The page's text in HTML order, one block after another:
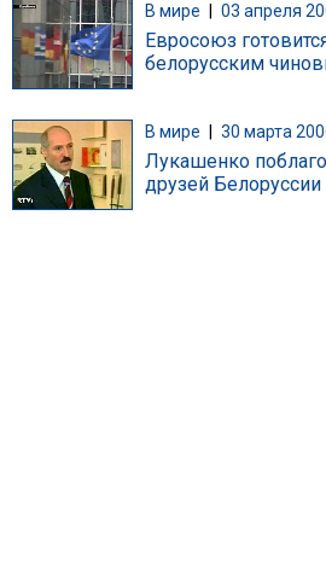
В мире 03 апреля
Евросоюз
белорусским
В мире 30 марта
Лукашенко
друзей Белоруссии